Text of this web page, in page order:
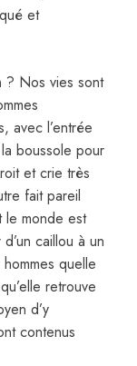
et
? Nos vies sont
avec l’entrée
boussole pour
et crie très
fait pareil
le monde est
caillou à un
quelle
retrouve
d’y
contenus